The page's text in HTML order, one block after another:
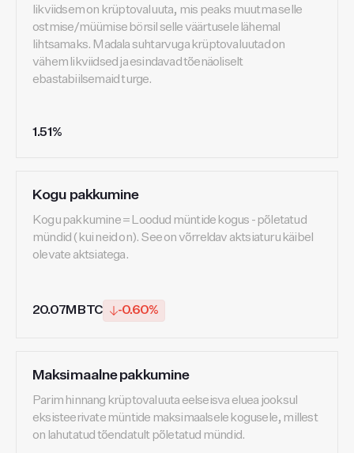
likviidsem on krüptovaluuta, mis peaks muutma selle
ostmise/müümise börsil selle väärtusele lähemal
lihtsamaks. Madala suhtarvuga krüptovaluutad on
vähem likviidsed ja esindavad tõenäoliselt
ebastabiilsemaid turge.
1.51%
Kogu pakkumine
Kogu pakkumine = Loodud müntide kogus - põletatud
mündid (kui neid on). See on võrreldav aktsiaturu käibel
olevate aktsiatega.
20.07M BTC -0.60%
Maksimaalne pakkumine
Parim hinnang krüptovaluuta eelseisva eluea jooksul
eksisteerivate müntide maksimaalsele kogusele, millest
on lahutatud tõendatult põletatud mündid.